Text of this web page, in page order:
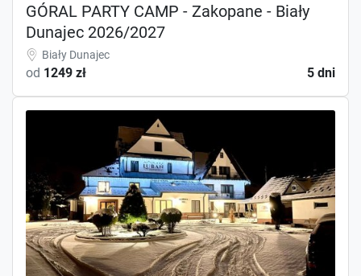
GÓRAL PARTY CAMP - Zakopane - Biały
Dunajec 2026/2027
Biały Dunajec
od 1249 zł 5 dni